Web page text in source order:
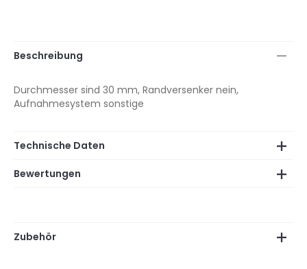
Beschreibung
Durchmesser sind 30 mm, Randversenker nein,
Aufnahmesystem sonstige
Technische Daten
Bewertungen
Zubehör